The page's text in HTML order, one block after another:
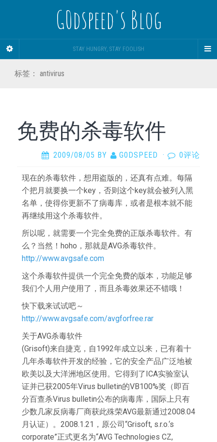
G0dspeed's Blog
STAY HUNGRY, STAY FOOLISH
标签： antivirus
免费的杀毒软件
2009/08/05 BY G0DSPEED · 0评论
现在的杀毒软件，想用盗版的，还真有点难。每隔
个把月就要换一个key，否则这个key就会被列入黑
名单，使得你更新不了病毒库，或者是根本就不能
再继续用这个杀毒软件。
所以呢，就需要一个完全免费的正版杀毒软件。有
么？当然！hoho，那就是AVG杀毒软件。
http://www.avgsafe.com
这个杀毒软件提供一个完全免费的版本，功能足够
我们个人用户使用了，而且杀毒效果还不错哦！
快下载来试试吧～
http://www.avgsafe.com/avgforfree.rar
关于AVG杀毒软件
(Grisoft)来自捷克，自1992年成立以来，已有着十
几年杀毒软件开发的经验，它的安全产品广泛地被
欧美以及大洋洲地区使用。它得到了ICA实验室认
证并已获2005年Virus bulletin的VB100%奖（即百
分百查杀Virus bulletin公布的病毒库，国际上只有
少数几家反病毒厂商获此殊荣AVG最新通过2008.04
月认证）。2008.1.21，原公司“Grisoft, s.r.o.‘s
corporate”正式更名为“AVG Technologies CZ,